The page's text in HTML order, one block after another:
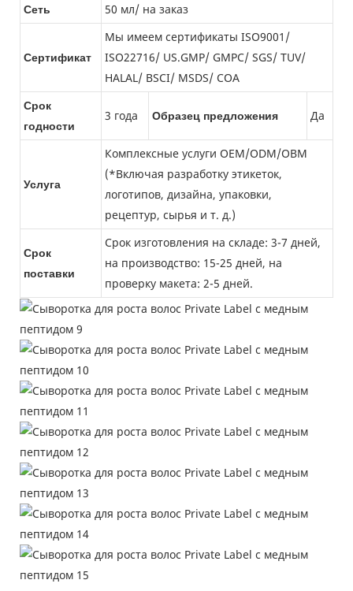
Сеть 50 мл/ на заказ
Сертификат
Мы имеем сертификаты ISO9001/
ISO22716/ US.GMP/ GMPC/ SGS/ TUV/
HALAL/ BSCI/ MSDS/ COA
Срок
годности
3 года Образец предложения Да
Услуга
Комплексные услуги OEM/ODM/OBM
(*Включая разработку этикеток,
логотипов, дизайна, упаковки,
рецептур, сырья и т. д.)
Срок
поставки
Срок изготовления на складе: 3-7 дней,
на производство: 15-25 дней, на
проверку макета: 2-5 дней.